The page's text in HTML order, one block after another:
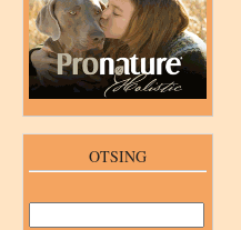
OTSING